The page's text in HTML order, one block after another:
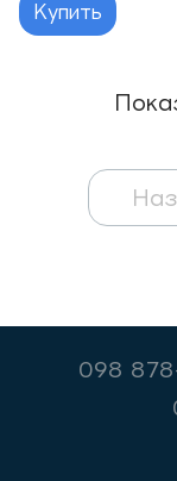
Купить
098